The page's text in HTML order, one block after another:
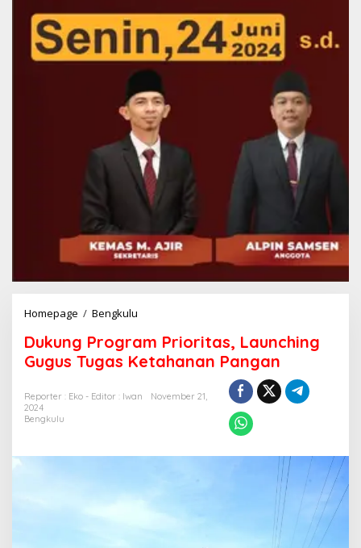
Homepage / Bengkulu
Prioritas,
Launching
Gugus
Ketahanan
Dukung Program Prioritas, Launching
Gugus Tugas Ketahanan Pangan
Reporter : Eko - Editor : Iwan
November 21,
2024
Bengkulu